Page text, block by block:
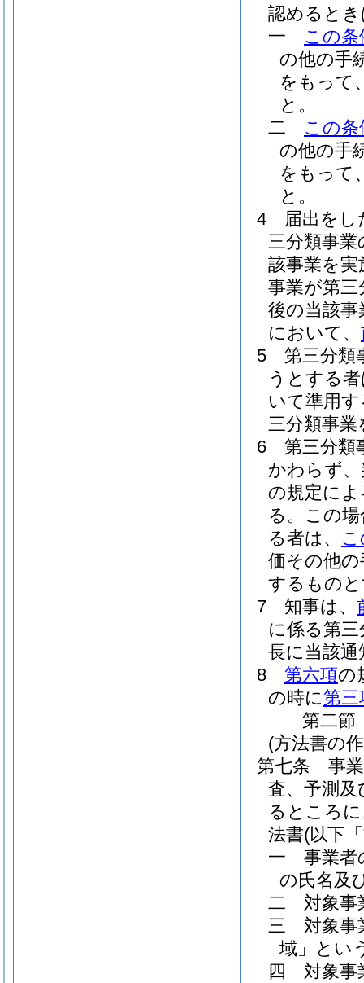
認めると
一
この条
の他の手
をもって
と。
二
この条
の他の手
をもって
と。
4
届出をし
三分類事
該事業を
事業が第
後の当該
において、
5
第三分類
うとする
いて準用
三分類事
6
第三分類
かわらず
の規定に
る。 この
る者は、
価その他
するもの
7
知事は、
に係る第
長に当該
8
第六項の
の時に第三
第二節
(方法書の
第七条
事
査、予測
るところ
法書(以下
一
事業者
の氏名及
二
対象事
三
対象事
域」とい
四
対象事